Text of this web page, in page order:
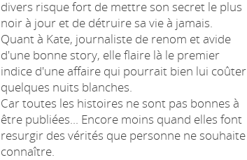
divers risque fort de mettre son secret le plus
noir à jour et de détruire sa vie à jamais.
Quant à Kate, journaliste de renom et avide
d'une bonne story, elle flaire là le premier
indice d'une affaire qui pourrait bien lui coûter
quelques nuits blanches.
Car toutes les histoires ne sont pas bonnes à
être publiées... Encore moins quand elles font
resurgir des vérités que personne ne souhaite
connaître.